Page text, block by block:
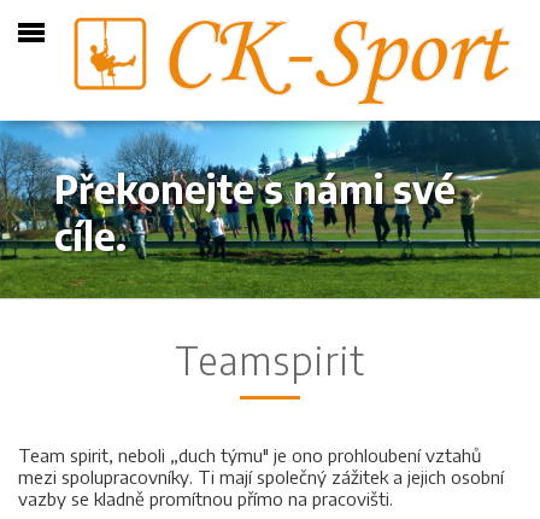
Překonejte s námi své
cíle.
Teamspirit
Team spirit, neboli „duch týmu" je ono prohloubení vztahů
mezi spolupracovníky. Ti mají společný zážitek a jejich osobní
vazby se kladně promítnou přímo na pracovišti.